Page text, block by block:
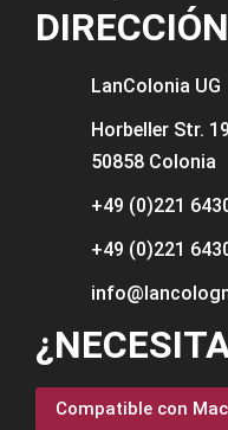
DIRECCIÓN
LanColonia UG
Horbeller Str. 19
50858 Colonia
+49 (0)221
+49 (0)221
Compatible con